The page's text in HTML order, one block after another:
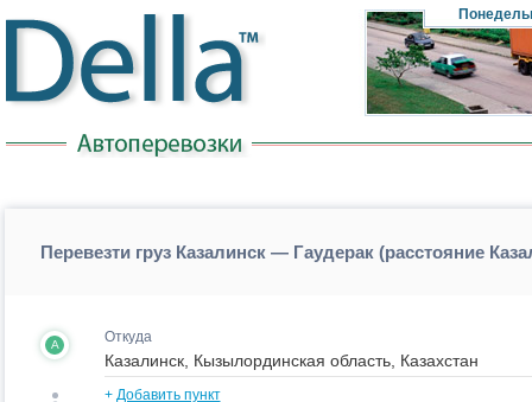
Перевезти груз Казалинск — Гаудерак (расстояние
A Откуда
+ Добавить пункт